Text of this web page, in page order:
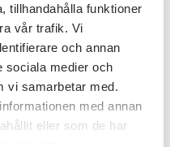
tillhandahålla funktioner
vår trafik. Vi
och annan
sociala medier och
vi samarbetar med.
med annan
eller som de har
eller ner utifrån
(KPI), som
Detta för att
för inflationen.
hyresvärd och
som hyran ska